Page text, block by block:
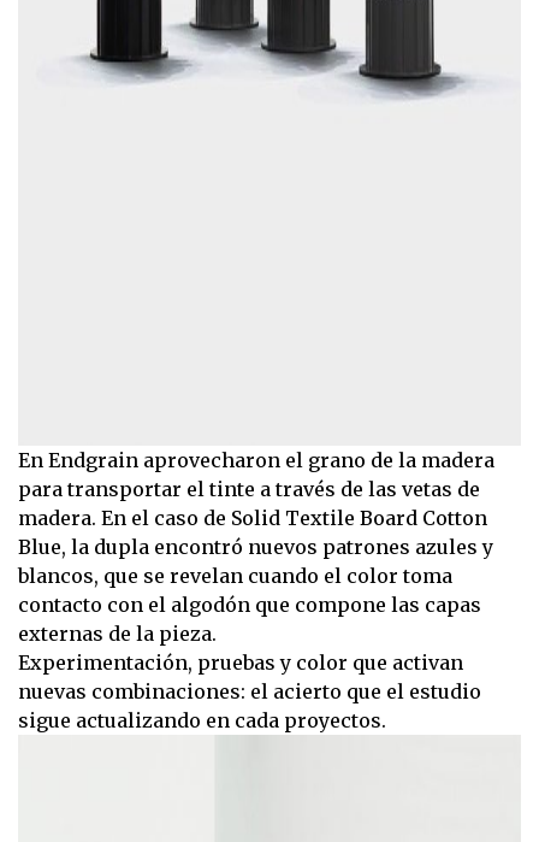
En Endgrain aprovecharon el grano de la madera
para transportar el tinte a través de las vetas de
madera. En el caso de Solid Textile Board Cotton
Blue, la dupla encontró nuevos patrones azules y
blancos, que se revelan cuando el color toma
contacto con el algodón que compone las capas
externas de la pieza.
Experimentación, pruebas y color que activan
nuevas combinaciones: el acierto que el estudio
sigue actualizando en cada proyectos.